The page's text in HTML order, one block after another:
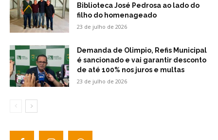
Biblioteca José Pedrosa ao lado do
filho do homenageado
23 de julho de 2026
Demanda de Olimpio, Refis Municipal
é sancionado e vai garantir desconto
de até 100% nos juros e multas
23 de julho de 2026